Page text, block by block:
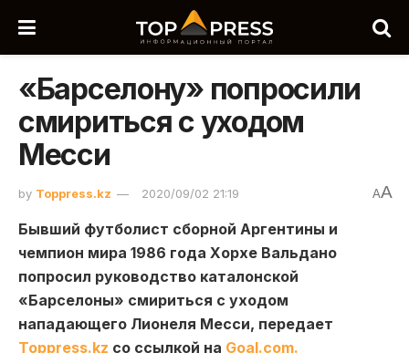
«Барселону» попросили
смириться с уходом
Месси
by Toppress.kz 2020/09/02 21:19 AA
Бывший футболист сборной Аргентины и
чемпион мира 1986 года Хорхе Вальдано
попросил руководство каталонской
«Барселоны» смириться с уходом
нападающего Лионеля Месси, передает
Toppress.kz со ссылкой на Goal.com.